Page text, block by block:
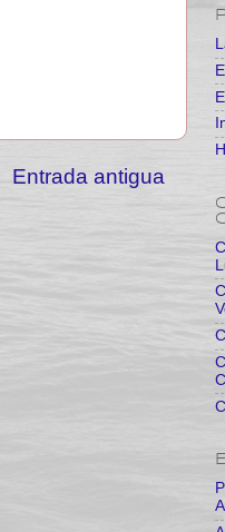
Entrada antigua